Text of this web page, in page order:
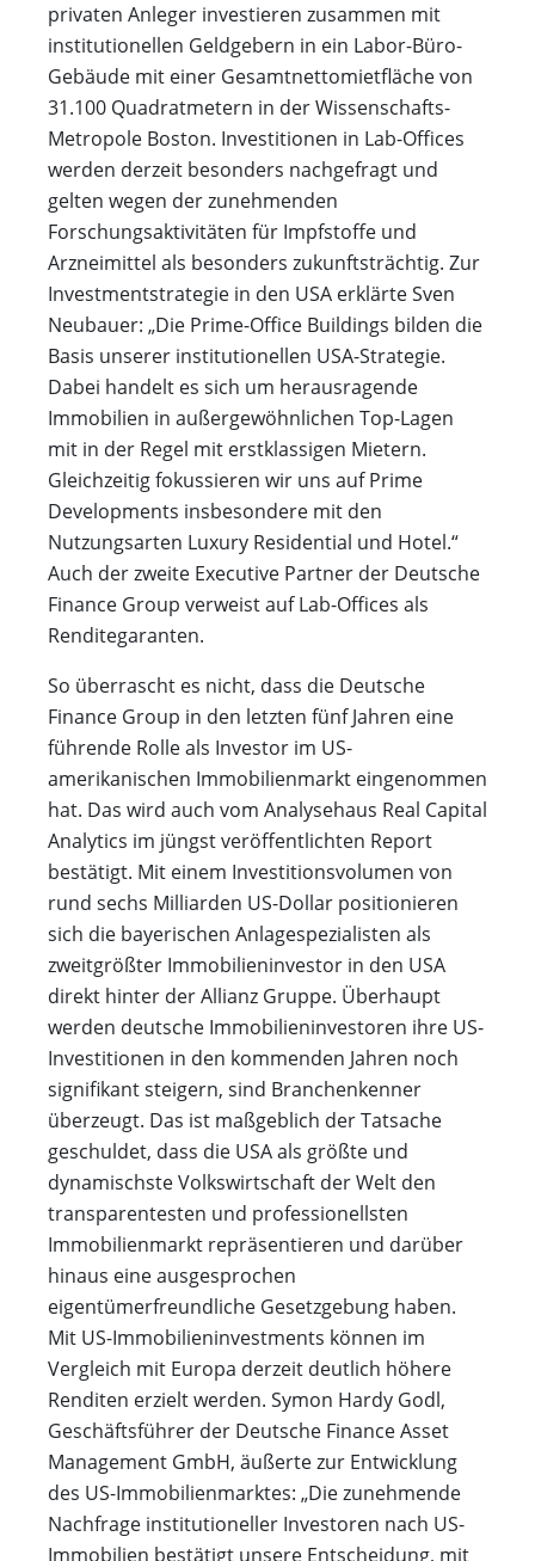
privaten Anleger investieren zusammen mit
institutionellen Geldgebern in ein Labor-Büro-
Gebäude mit einer Gesamtnettomietfläche von
31.100 Quadratmetern in der Wissenschafts-
Metropole Boston. Investitionen in Lab-Offices
werden derzeit besonders nachgefragt und
gelten wegen der zunehmenden
Forschungsaktivitäten für Impfstoffe und
Arzneimittel als besonders zukunftsträchtig. Zur
Investmentstrategie in den USA erklärte Sven
Neubauer: „Die Prime-Office Buildings bilden die
Basis unserer institutionellen USA-Strategie.
Dabei handelt es sich um herausragende
Immobilien in außergewöhnlichen Top-Lagen
mit in der Regel mit erstklassigen Mietern.
Gleichzeitig fokussieren wir uns auf Prime
Developments insbesondere mit den
Nutzungsarten Luxury Residential und Hotel.“
Auch der zweite Executive Partner der Deutsche
Finance Group verweist auf Lab-Offices als
Renditegaranten.
So überrascht es nicht, dass die Deutsche
Finance Group in den letzten fünf Jahren eine
führende Rolle als Investor im US-
amerikanischen Immobilienmarkt eingenommen
hat. Das wird auch vom Analysehaus Real Capital
Analytics im jüngst veröffentlichten Report
bestätigt. Mit einem Investitionsvolumen von
rund sechs Milliarden US-Dollar positionieren
sich die bayerischen Anlagespezialisten als
zweitgrößter Immobilieninvestor in den USA
direkt hinter der Allianz Gruppe. Überhaupt
werden deutsche Immobilieninvestoren ihre US-
Investitionen in den kommenden Jahren noch
signifikant steigern, sind Branchenkenner
überzeugt. Das ist maßgeblich der Tatsache
geschuldet, dass die USA als größte und
dynamischste Volkswirtschaft der Welt den
transparentesten und professionellsten
Immobilienmarkt repräsentieren und darüber
hinaus eine ausgesprochen
eigentümerfreundliche Gesetzgebung haben.
Mit US-­Immobilieninvestments können im
Vergleich mit Europa derzeit deutlich höhere
Renditen erzielt werden. Symon Hardy Godl,
Geschäftsführer der Deutsche Finance Asset
Management GmbH, äußerte zur Entwicklung
des US-Immobilienmarktes: „Die zunehmende
Nachfrage institutioneller Investoren nach US-
Immobilien bestätigt unsere Entscheidung, mit